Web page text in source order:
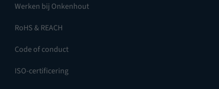
Werken bij Onkenhout
RoHS & REACH
Code of conduct
ISO-certificering